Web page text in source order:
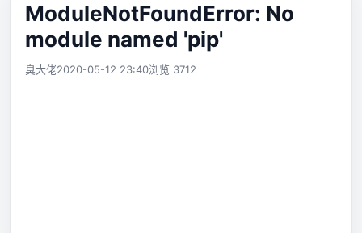
ModuleNotFoundError: No
module named 'pip'
臭大佬2020-05-12 23:40浏览 3712